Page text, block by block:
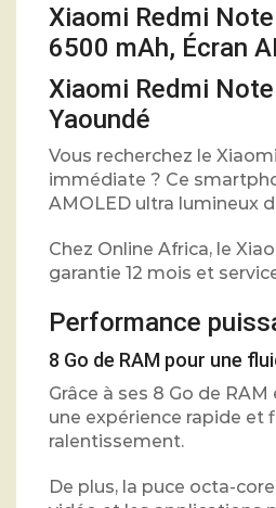
Xiaomi Redmi
6500 mAh, Écran
Xiaomi Redmi
Yaoundé
Vous recherchez le
immédiate ? Ce
AMOLED ultra lumineux
Chez Online Africa, le
garantie 12 mois et
Performance
8 Go de RAM pour une
Grâce à ses 8 Go de
une expérience rapide et
ralentissement.
De plus, la puce octa-